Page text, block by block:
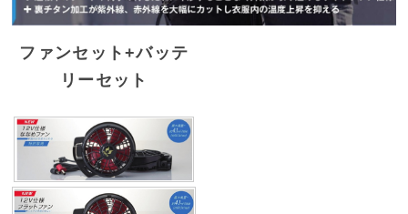
ファンセット+バッテ
リーセット